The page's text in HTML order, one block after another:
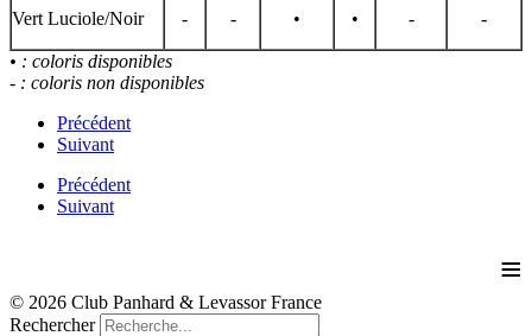
Vert Luciole/Noir - - • • - -
• : coloris disponibles
- : coloris non disponibles
Précédent
Suivant
Précédent
Suivant
≡
© 2026 Club Panhard & Levassor France
Rechercher